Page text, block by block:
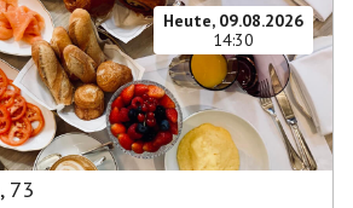
Heute, 09.08.2026
14:30
, 73